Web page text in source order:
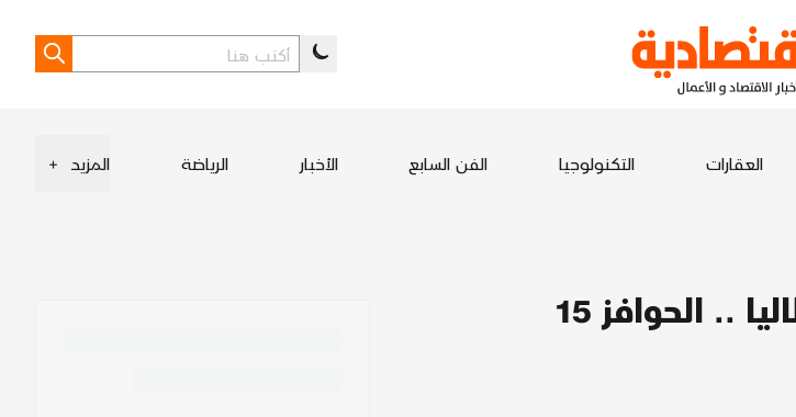
العقارات التكنولوجيا الفن السابع الأخبار الرياضة المزيد +
2.3 مليار يورو قيمة سوقية لأندية سوبر إيطاليا .. الحوافز 15